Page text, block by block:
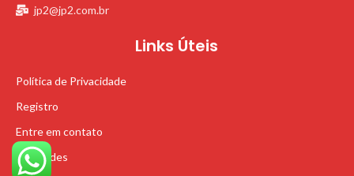
jp2@jp2.com.br
Links Úteis
Política de Privacidade
Registro
Entre em contato
Novidades